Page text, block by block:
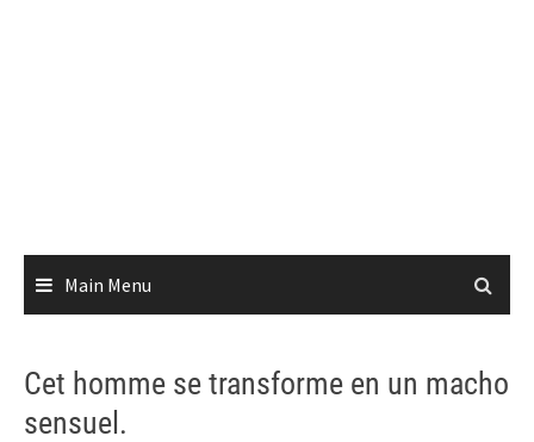
Main Menu
Cet homme se transforme en un macho
sensuel.